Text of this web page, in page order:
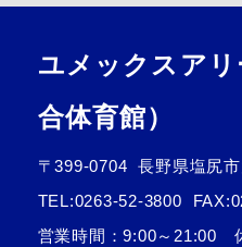
ユメックスア
合体育館）
〒399-0704
長野県塩尻
TEL:0263-52-3800
営業時間：9:00～21:00